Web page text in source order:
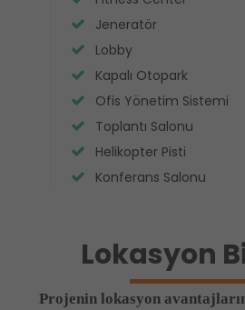
Jeneratör
Lobby
Kapalı Otopark
Ofis Yönetim Sistemi
Toplantı Salonu
Helikopter Pisti
Konferans Salonu
Lokasyon
Projenin lokasyon